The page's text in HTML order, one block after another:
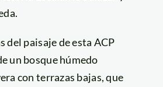
del paisaje de esta ACP
un bosque húmedo
con terrazas bajas, que